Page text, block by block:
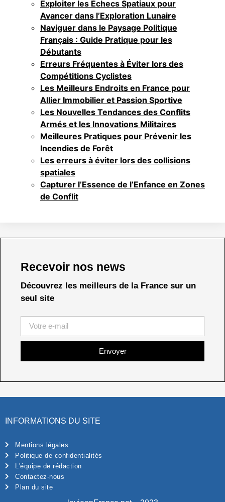
Exploiter les Échecs Spatiaux pour
Avancer dans l’Exploration Lunaire
Naviguer dans le Paysage Politique
Français : Guide Pratique pour les
Débutants
Erreurs Fréquentes à Éviter lors des
Compétitions Cyclistes
Les Meilleurs Endroits en France pour
Allier Immobilier et Passion Sportive
Les Nouvelles Tendances des Conflits
Armés et les Innovations Militaires
Meilleures Pratiques pour Prévenir les
Incendies de Forêt
Les erreurs à éviter lors des collisions
spatiales
Capturer l’Essence de l’Enfance en Zones
de Conflit
Recevoir nos news
Découvrez les meilleurs de la France sur un
seul site
Envoyer
INFORMATIONS DU SITE
Mentions légales
Politique de confidentialités
L'équipe de rédaction
Contactez-nous
Plan du site